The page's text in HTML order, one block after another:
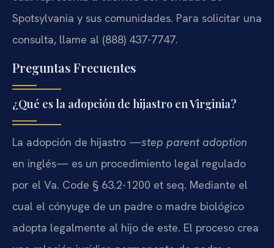
Spotsylvania y sus comunidades. Para solicitar una
consulta, llame al (888) 437-7747.
Preguntas Frecuentes
¿Qué es la adopción de hijastro en Virginia?
La adopción de hijastro —step parent adoption
en inglés— es un procedimiento legal regulado
por el Va. Code § 63.2-1200 et seq. Mediante el
cual el cónyuge de un padre o madre biológico
adopta legalmente al hijo de este. El proceso crea